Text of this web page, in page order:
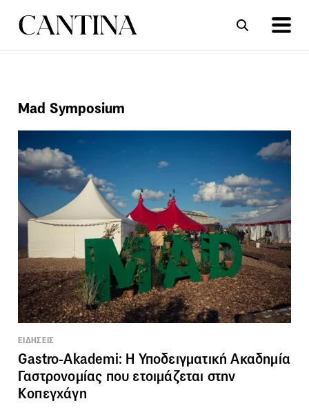
ΣΥΝΤΑΓΕΣ
Mad Symposium
ΕΙΔΗΣΕΙΣ
Gastro-Akademi: Η Υποδειγματική Ακαδημία
Γαστρονομίας που ετοιμάζεται στην
Κοπεγχάγη